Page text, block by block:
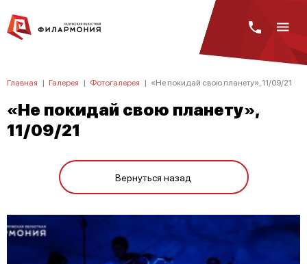
Главная | Галерея | Фотогалерея | «Не покидай свою планету», 11/09/21
«Не покидай свою планету»,
11/09/21
Вернуться назад